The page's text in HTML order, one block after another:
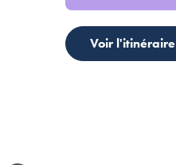
Voir l'itinéraire